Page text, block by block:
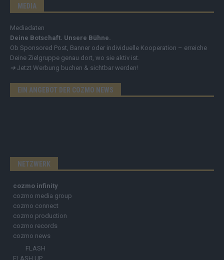
MEDIA
Mediadaten
Deine Botschaft. Unsere Bühne.
Ob Sponsored Post, Banner oder individuelle Kooperation – erreiche
Deine Zielgruppe genau dort, wo sie aktiv ist.
➔ Jetzt Werbung buchen & sichtbar werden!
EIN ANGEBOT DER COZMO NEWS
NETZWERK
cozmo infinity
cozmo media group
cozmo connect
cozmo production
cozmo records
cozmo news
FLASH
FLASH UP